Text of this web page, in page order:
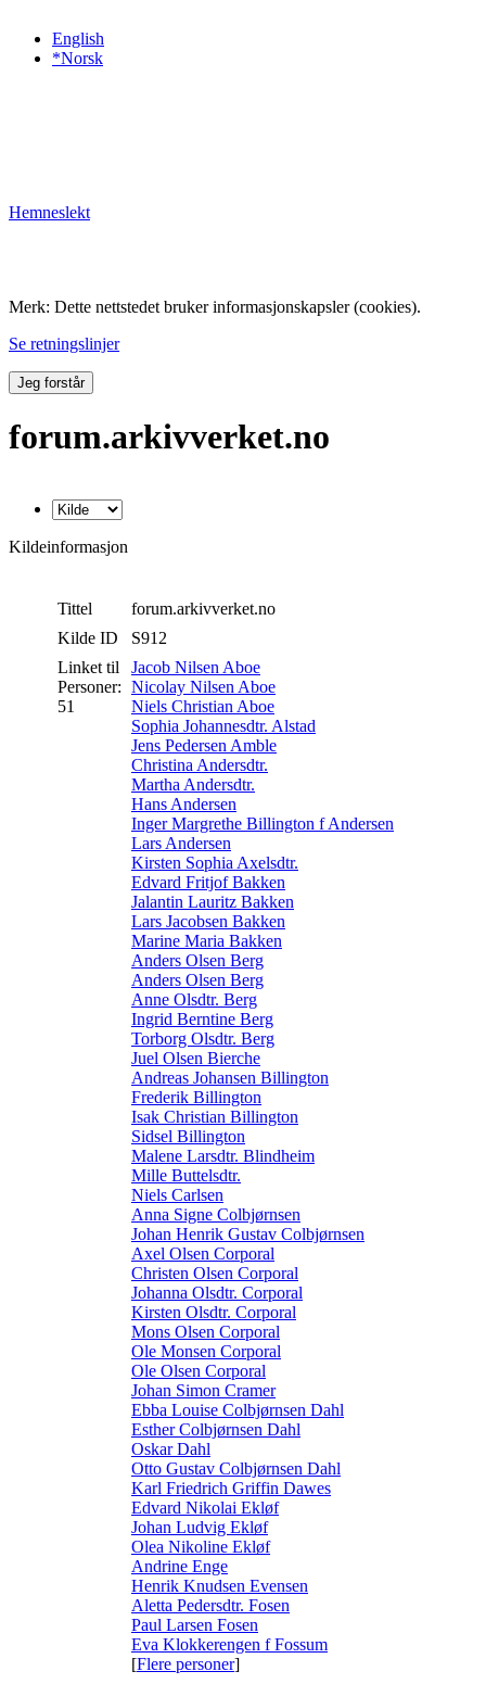
English
*Norsk
Hemneslekt
Merk: Dette nettstedet bruker informasjonskapsler (cookies).
Se retningslinjer
Jeg forstår
forum.arkivverket.no
Kildeinformasjon
Tittel
forum.arkivverket.no
Kilde ID
S912
Linket til
Personer:
51
Jacob Nilsen Aboe
Nicolay Nilsen Aboe
Niels Christian Aboe
Sophia Johannesdtr. Alstad
Jens Pedersen Amble
Christina Andersdtr.
Martha Andersdtr.
Hans Andersen
Inger Margrethe Billington f Andersen
Lars Andersen
Kirsten Sophia Axelsdtr.
Edvard Fritjof Bakken
Jalantin Lauritz Bakken
Lars Jacobsen Bakken
Marine Maria Bakken
Anders Olsen Berg
Anders Olsen Berg
Anne Olsdtr. Berg
Ingrid Berntine Berg
Torborg Olsdtr. Berg
Juel Olsen Bierche
Andreas Johansen Billington
Frederik Billington
Isak Christian Billington
Sidsel Billington
Malene Larsdtr. Blindheim
Mille Buttelsdtr.
Niels Carlsen
Anna Signe Colbjørnsen
Johan Henrik Gustav Colbjørnsen
Axel Olsen Corporal
Christen Olsen Corporal
Johanna Olsdtr. Corporal
Kirsten Olsdtr. Corporal
Mons Olsen Corporal
Ole Monsen Corporal
Ole Olsen Corporal
Johan Simon Cramer
Ebba Louise Colbjørnsen Dahl
Esther Colbjørnsen Dahl
Oskar Dahl
Otto Gustav Colbjørnsen Dahl
Karl Friedrich Griffin Dawes
Edvard Nikolai Ekløf
Johan Ludvig Ekløf
Olea Nikoline Ekløf
Andrine Enge
Henrik Knudsen Evensen
Aletta Pedersdtr. Fosen
Paul Larsen Fosen
Eva Klokkerengen f Fossum
[Flere personer]